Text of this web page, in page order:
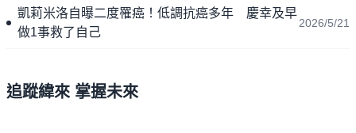
凱莉米洛自曝二度罹癌！低調抗癌多年 慶幸及早
做1事救了自己
2026/5/21
追蹤緯來 掌握未來